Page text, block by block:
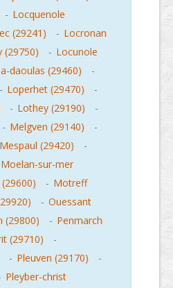
- Locquenole
(29241) - Locronan
(29750) - Locunole
daoulas (29460)
-
- Loperhet (29470)
-
- Lothey (29190)
-
- Melgven (29140)
-
Mespaul (29420)
-
Moelan-sur-mer
- Motreff
- Ouessant
(29800) - Penmarch
(29710)
-
- Pleuven (29170)
-
Pleyber-christ